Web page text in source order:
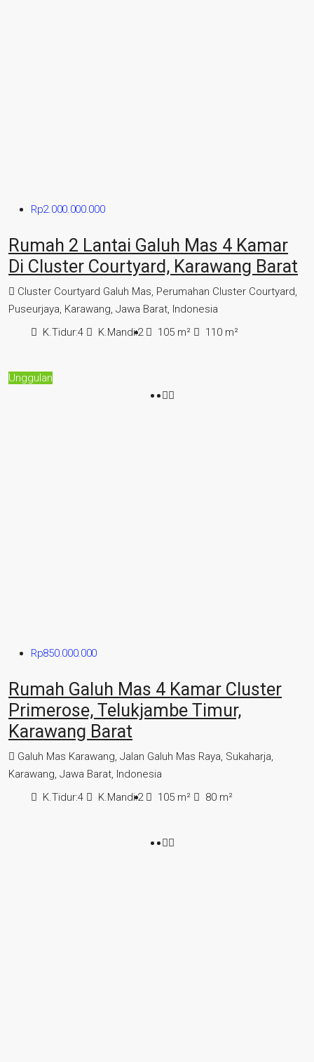
Rp2.000.000.000
Rumah 2 Lantai Galuh Mas 4 Kamar
Di Cluster Courtyard, Karawang Barat
Cluster Courtyard Galuh Mas, Perumahan Cluster Courtyard,
Puseurjaya, Karawang, Jawa Barat, Indonesia
K.Tidur:4 K.Mandi:2 105 m² 110 m²
Unggulan
Rp850.000.000
Rumah Galuh Mas 4 Kamar Cluster
Primerose, Telukjambe Timur,
Karawang Barat
Galuh Mas Karawang, Jalan Galuh Mas Raya, Sukaharja,
Karawang, Jawa Barat, Indonesia
K.Tidur:4 K.Mandi:2 105 m² 80 m²